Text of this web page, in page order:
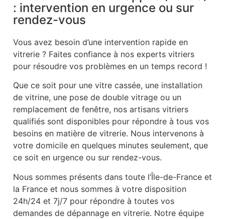
: intervention en urgence ou sur
rendez-vous
Vous avez besoin d’une intervention rapide en
vitrerie ? Faites confiance à nos experts vitriers
pour résoudre vos problèmes en un temps record !
Que ce soit pour une vitre cassée, une installation
de vitrine, une pose de double vitrage ou un
remplacement de fenêtre, nos artisans vitriers
qualifiés sont disponibles pour répondre à tous vos
besoins en matière de vitrerie. Nous intervenons à
votre domicile en quelques minutes seulement, que
ce soit en urgence ou sur rendez-vous.
Nous sommes présents dans toute l’Île-de-France et
la France et nous sommes à votre disposition
24h/24 et 7j/7 pour répondre à toutes vos
demandes de dépannage en vitrerie. Notre équipe